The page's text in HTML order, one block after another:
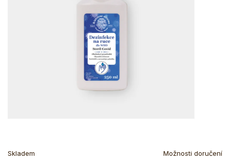
Skladem Možnosti doručení